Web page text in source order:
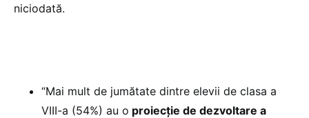
niciodată.
“Mai mult de jumătate dintre elevii de clasa a
VIII-a (54%) au o proiecție de dezvoltare a